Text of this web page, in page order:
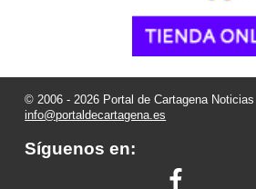
© 2006 - 2026 Portal de Cartagena Noticias
info@portaldecartagena.es
Síguenos en: